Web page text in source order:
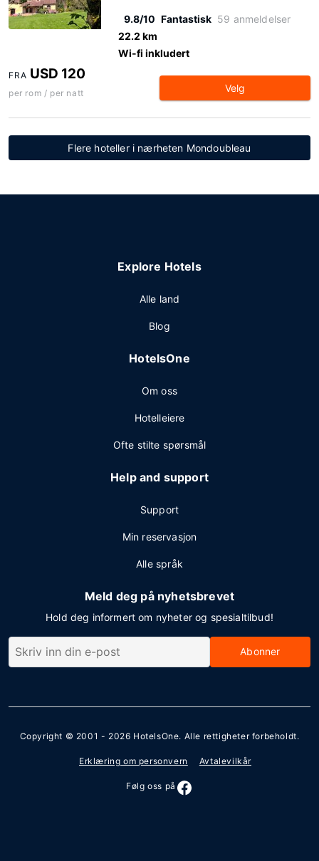
9.8/10 Fantastisk 59 anmeldelser
22.2 km
Wi-fi inkludert
FRA USD 120
per rom / per natt Velg
Flere hoteller i nærheten Mondoubleau
Explore Hotels
Alle land
Blog
HotelsOne
Om oss
Hotelleiere
Ofte stilte spørsmål
Help and support
Support
Min reservasjon
Alle språk
Meld deg på nyhetsbrevet
Hold deg informert om nyheter og spesialtilbud!
Abonner
Copyright © 2001 - 2026 HotelsOne. Alle rettigheter forbeholdt.
Erklæring om personvern Avtalevilkår
Følg oss på